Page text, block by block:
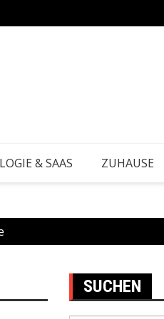
Wie entwickeln
& SAAS ZUHAUSE
SUCHEN